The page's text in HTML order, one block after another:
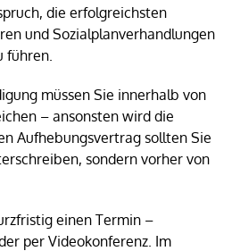
die erfolgreichsten
und Sozialplanverhandlungen
führen.
müssen Sie innerhalb von
– ansonsten wird die
Aufhebungsvertrag sollten Sie
sondern vorher von
einen Termin –
per Videokonferenz. Im